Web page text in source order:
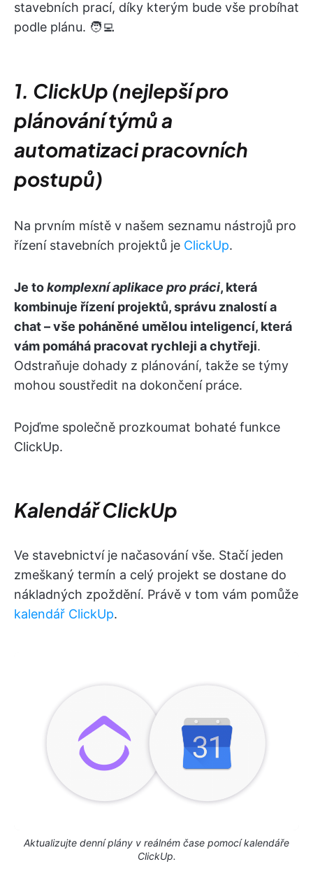
stavebních prací, díky kterým bude vše probíhat
podle plánu. 🧑‍💻
1. ClickUp (nejlepší pro
plánování týmů a
automatizaci pracovních
postupů)
Na prvním místě v našem seznamu nástrojů pro
řízení stavebních projektů je ClickUp.
Je tokomplexní aplikace pro práci, která
kombinuje řízení projektů, správu znalostí a
chat – vše poháněné umělou inteligencí, která
vám pomáhá pracovat rychleji a chytřeji.
Odstraňuje dohady z plánování, takže se týmy
mohou soustředit na dokončení práce.
Pojďme společně prozkoumat bohaté funkce
ClickUp.
Kalendář ClickUp
Ve stavebnictví je načasování vše. Stačí jeden
zmeškaný termín a celý projekt se dostane do
nákladných zpoždění. Právě v tom vám pomůže
kalendář ClickUp.
Aktualizujte denní plány v reálném čase pomocí kalendáře
ClickUp.